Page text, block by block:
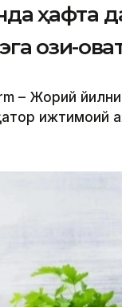
ҳафта
озиқ-
– Жорий
ижтимоий